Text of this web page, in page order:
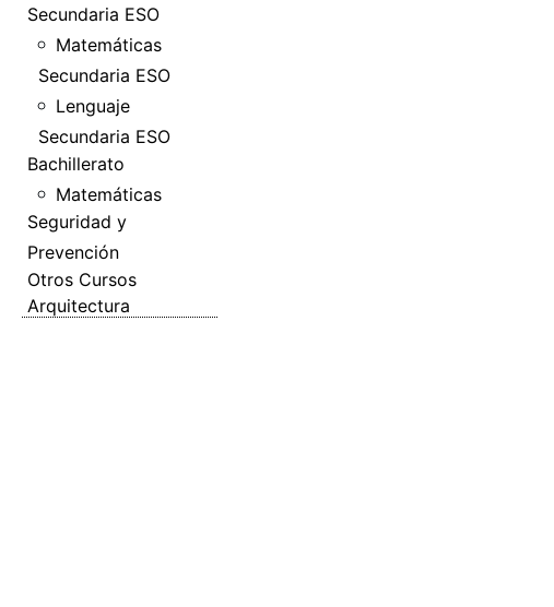
Secundaria ESO
Matemáticas
Secundaria ESO
Lenguaje
Secundaria ESO
Bachillerato
Matemáticas
Seguridad y
Prevención
Otros Cursos
Arquitectura